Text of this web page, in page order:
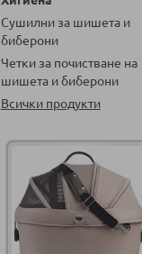
Сушилни за шишета и
биберони
Четки за почистване на
шишета и биберони
Всички продукти